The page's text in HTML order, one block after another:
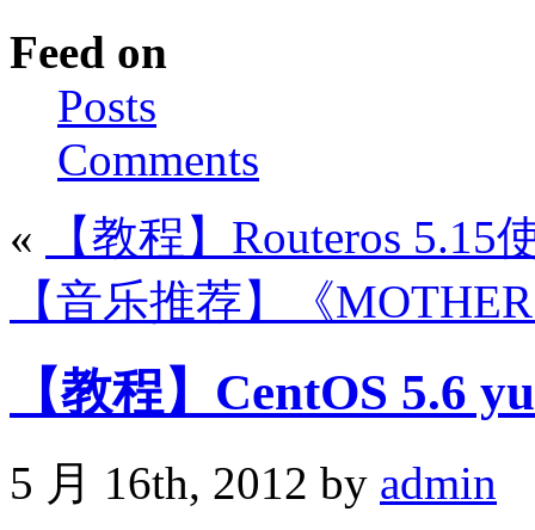
Feed on
Posts
Comments
«
【教程】Routeros 5.15
【音乐推荐】《
【教程】CentOS 5.6
5 月 16th, 2012 by admin